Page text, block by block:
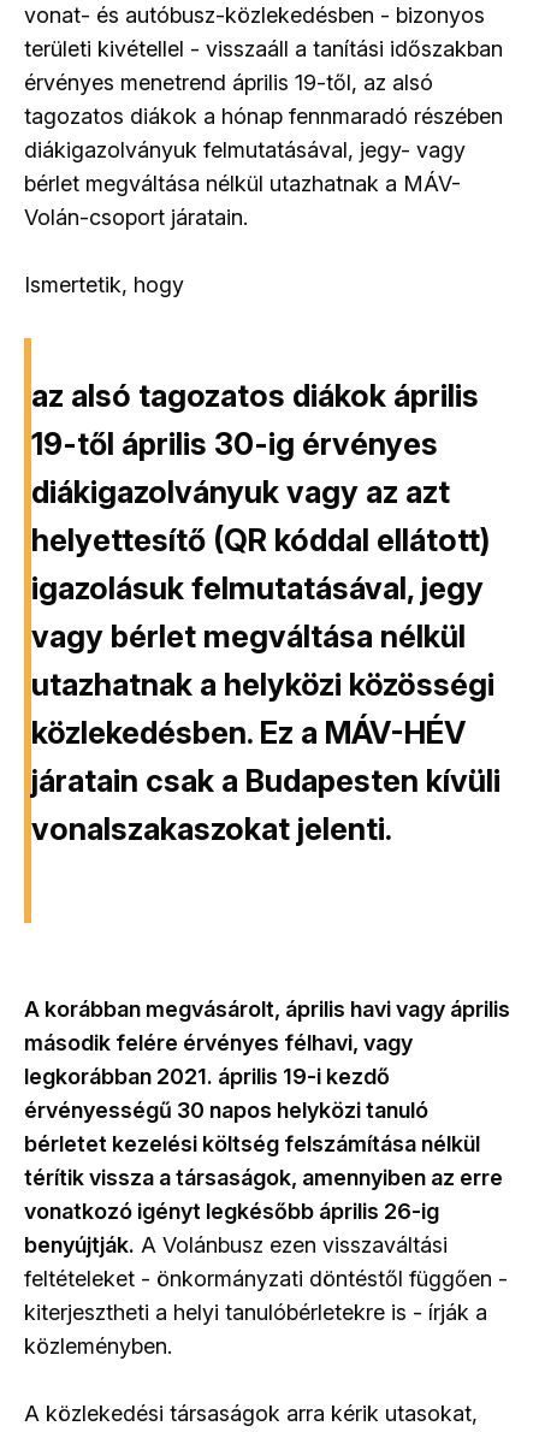
vonat- és autóbusz-közlekedésben - bizonyos
területi kivétellel - visszaáll a tanítási időszakban
érvényes menetrend április 19-től, az alsó
tagozatos diákok a hónap fennmaradó részében
diákigazolványuk felmutatásával, jegy- vagy
bérlet megváltása nélkül utazhatnak a MÁV-
Volán-csoport járatain.
Ismertetik, hogy
az alsó tagozatos diákok április
19-től április 30-ig érvényes
diákigazolványuk vagy az azt
helyettesítő (QR kóddal ellátott)
igazolásuk felmutatásával, jegy
vagy bérlet megváltása nélkül
utazhatnak a helyközi közösségi
közlekedésben. Ez a MÁV-HÉV
járatain csak a Budapesten kívüli
vonalszakaszokat jelenti.
A korábban megvásárolt, április havi vagy április
második felére érvényes félhavi, vagy
legkorábban 2021. április 19-i kezdő
érvényességű 30 napos helyközi tanuló
bérletet kezelési költség felszámítása nélkül
térítik vissza a társaságok, amennyiben az erre
vonatkozó igényt legkésőbb április 26-ig
benyújtják. A Volánbusz ezen visszaváltási
feltételeket - önkormányzati döntéstől függően -
kiterjesztheti a helyi tanulóbérletekre is - írják a
közleményben.
A közlekedési társaságok arra kérik utasokat,